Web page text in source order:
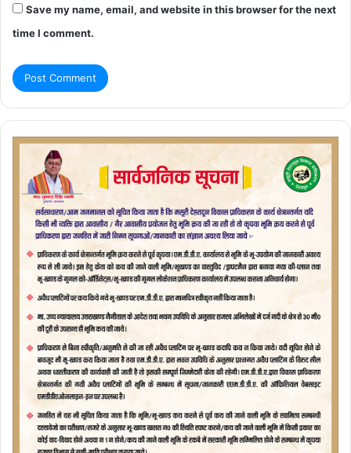
Save my name, email, and website in this browser for the next
time I comment.